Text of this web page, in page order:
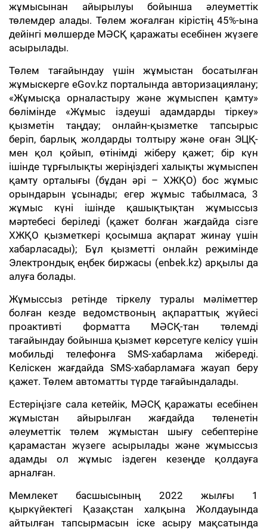
жұмысынан айырылуы бойынша әлеуметтік
төлемдер алады. Төлем жоғалған кірістің 45%-ына
дейінгі мөлшерде МӘСҚ қаражаты есебінен жүзеге
асырылады.
Төлем тағайындау үшін жұмыстан босатылған
жұмыскерге eGov.kz порталында авторизациялану;
«Жұмысқа орналастыру және жұмыспен қамту»
бөлімінде «Жұмыс іздеуші адамдарды тіркеу»
қызметін таңдау; онлайн-қызметке тапсырыс
беріп, барлық жолдарды толтыру және оған ЭЦҚ-
мен қол қойып, өтінімді жіберу қажет; бір күн
ішінде тұрғылықты жеріңіздегі халықты жұмыспен
қамту орталығы (бұдан әрі – ХЖҚО) бос жұмыс
орындарын ұсынады; егер жұмыс табылмаса, 3
жұмыс күні ішінде қашықтықтан жұмыссыз
мәртебесі беріледі (қажет болған жағдайда сізге
ХЖҚО қызметкері қосымша ақпарат жинау үшін
хабарласады); Бұл қызметті онлайн режимінде
Электрондық еңбек биржасы (enbek.kz) арқылы да
алуға болады.
Жұмыссыз ретінде тіркелу туралы мәліметтер
болған кезде ведомствоның ақпараттық жүйесі
проактивті форматта МӘСҚ-тан төлемді
тағайындау бойынша қызмет көрсетуге келісу үшін
мобильді телефонға SMS-хабарлама жібереді.
Келіскен жағдайда SMS-хабарламаға жауап беру
қажет. Төлем автоматты түрде тағайындалады.
Естеріңізге сала кетейік, МӘСҚ қаражаты есебінен
жұмыстан айырылған жағдайда төленетін
әлеуметтік төлем жұмыстан шығу себептеріне
қарамастан жүзеге асырылады және жұмыссыз
адамды ол жұмыс іздеген кезеңде қолдауға
арналған.
Мемлекет басшысының 2022 жылғы 1
қыркүйектегі Қазақстан халқына Жолдауында
айтылған тапсырмасын іске асыру мақсатында